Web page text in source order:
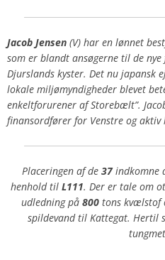
Jacob Jensen (V) har en lønnet
som er blandt ansøgerne til de
Djurslands kyster. Det nu japansk
lokale miljømyndigheder blevet
enkeltforurener af Storebælt”.
finansordfører for Venstre og
Placeringen af de 37indkomne
henhold til L111. Der er tale om
udledning på 800tons kvælstof
spildevand til Kattegat. Hertil